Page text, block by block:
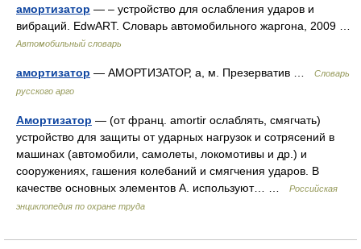
амортизатор — – устройство для ослабления ударов и
вибраций. EdwART. Словарь автомобильного жаргона, 2009 …
Автомобильный словарь
амортизатор — АМОРТИЗАТОР, а, м. Презерватив …
Словарь
русского арго
Амортизатор — (от франц. amortir ослаблять, смягчать)
устройство для защиты от ударных нагрузок и сотрясений в
машинах (автомобили, самолеты, локомотивы и др.) и
сооружениях, гашения колебаний и смягчения ударов. В
качестве основных элементов А. используют… …
Российская
энциклопедия по охране труда